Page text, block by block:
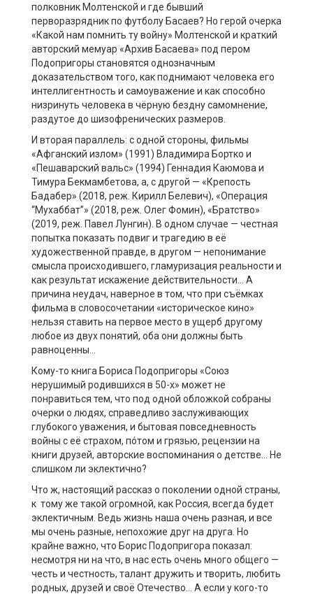
полковник Молтенской и где бывший
перворазрядник по футболу Басаев? Но герой очерка
«Какой нам помнить ту войну» Молтенской и краткий
авторский мемуар «Архив Басаева» под пером
Подопригоры становятся однозначным
доказательством того, как поднимают человека его
интеллигентность и самоуважение и как способно
низринуть человека в чёрную бездну самомнение,
раздутое до шизофренических размеров.
И вторая параллель: с одной стороны, фильмы
«Афганский излом» (1991) Владимира Бортко и
«Пешаварский вальс» (1994) Геннадия Каюмова и
Тимура Бекмамбетова, а, с другой — «Крепость
Бадабер» (2018, реж. Кирилл Белевич), «Операция
“Мухаббат”» (2018, реж. Олег Фомин), «Братство»
(2019, реж. Павел Лунгин). В одном случае — честная
попытка показать подвиг и трагедию в её
художественной правде, в другом — непонимание
смысла происходившего, гламуризация реальности и
как результат искажение действительности… А
причина неудач, наверное в том, что при съёмках
фильма в словосочетании «историческое кино»
нельзя ставить на первое место в ущерб другому
любое из двух понятий, оба они должны быть
равноценны…
Кому-то книга Бориса Подопригоры «Союз
нерушимый родившихся в 50-х» может не
понравиться тем, что под одной обложкой собраны
очерки о людях, справедливо заслуживающих
глубокого уважения, и бытовая повседневность
войны с её страхом, пóтом и грязью, рецензии на
книги друзей, авторские воспоминания о детстве… Не
слишком ли эклектично?
Что ж, настоящий рассказ о поколении одной страны,
к тому же такой огромной, как Россия, всегда будет
эклектичным. Ведь жизнь наша очень разная, и все
мы очень разные, непохожие друг на друга. Но
крайне важно, что Борис Подопригора показал:
несмотря ни на что, в нас есть очень много общего —
честь и честность, талант дружить и творить, любить
родных, друзей и своё Отечество… А если у кого-то